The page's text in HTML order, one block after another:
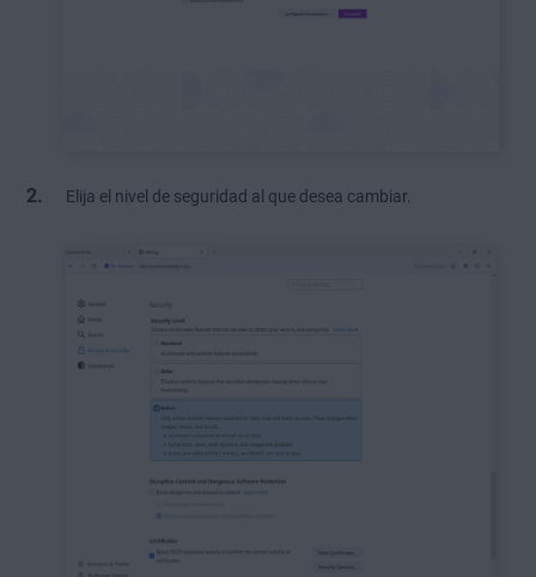
Elija el nivel de seguridad al que desea cambiar.